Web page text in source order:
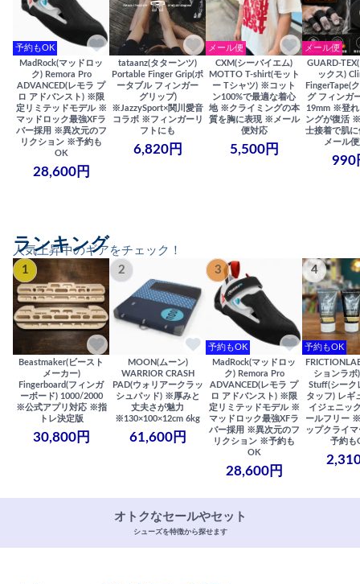
予約もOK
MadRock(マッドロッ
ク) Remora Pro
ADVANCED(レモラ プ
ロ アドバンスト) ※限
定リミテッドモデル ※
マッドロック最強XFラ
バー採用 ※異次元のフ
リクション ※予約も
OK
28,600円
tataanz(タターンツ)
Portable Finger Grip(ポ
ータブル フィンガー
グリップ)
※JazzySport×関川愛音
コラボ ※フィンガーリ
フトにも
6,820円
メール便
CXM(シーバイエム)
MOTTO T-shirt(モット
ー Tシャツ) ※コット
ン100%で最適な着心
地 ※クライミングの本
質を胸に表現 ※メール
便対応
5,500円
メール便
GUARD-
ックス)
FingerTape(
グ フィンガ
19mm ※登れ
ングが復活
士接着で肌
メール
990
人気上昇中のギアをチェック！
ランキング
1
Beastmaker(ビースト
メーカー)
Fingerboard(フィンガ
ーボード) 1000/2000
※公式アプリ対応 ※指
トレ決定版
30,800円
2
MOON(ムーン)
WARRIOR CRASH
PAD(ウォリアークラッ
シュパッド) ※厚みと
丈夫さが魅力
※130×100×12cm 6kg
61,600円
3
予約もOK
MadRock(マッドロッ
ク) Remora Pro
ADVANCED(レモラ プ
ロ アドバンスト) ※限
定リミテッドモデル ※
マッドロック最強XFラ
バー採用 ※異次元のフ
リクション ※予約も
OK
28,600円
4
予約もOK
ションラボ
Stuff(シーク
タッフ) レギ
イジェニッ
ールフリー
ップクライ
予約も
オトクなセールやセット
シューズを特徴から探せます